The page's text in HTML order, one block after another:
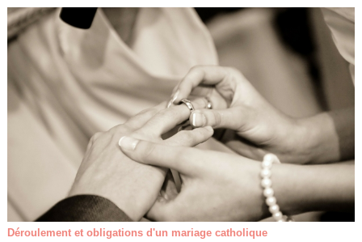
Déroulement et obligations d'un mariage catholique